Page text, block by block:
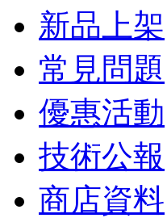
新品上架
常見問題
優惠活動
技術公報
商店資料